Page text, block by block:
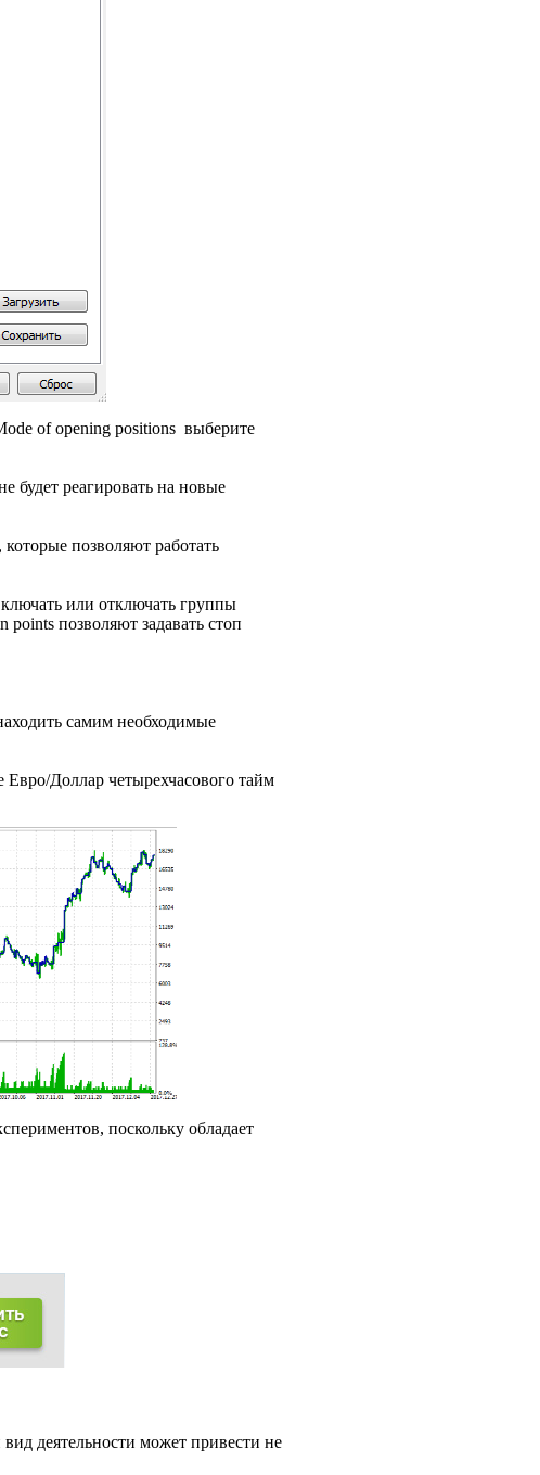
of opening positions выберите
будет реагировать на новые
позволяют работать
или отключать группы
позволяют задавать стоп
самим необходимые
Доллар четырехчасового тайм
поскольку обладает
деятельности может привести не